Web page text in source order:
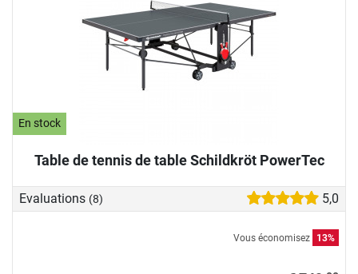
En stock
Table de tennis de table Schildkröt PowerTec
Evaluations (8) 5,0
Vous économisez 13%